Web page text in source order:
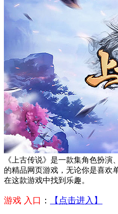
《上古传说》是一款集角色扮
的精品网页游戏，无论你是喜欢
在这款游戏中找到乐趣。
游戏 入口 ： 【点击进入】